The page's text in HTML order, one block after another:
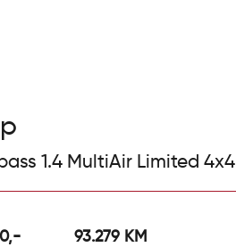
1.4 MultiAir Limited 4x4
93.279 KM